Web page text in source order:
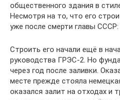
общественного здания в
Несмотря на то, что его
уже после смерти главы
Строить его начали ещё в
руководства ГРЭС-2. Но
через год после заливки.
месте прежде стояла
оказался залит на отходах и